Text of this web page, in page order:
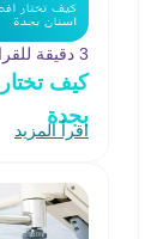
3 دقيقة للقراءة
كيف
بجدة
اقرأ المزيد